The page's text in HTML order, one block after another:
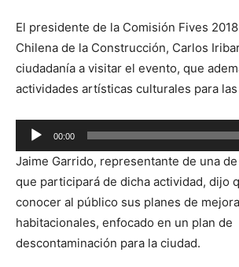
El presidente de la Comisión Fives
Chilena de la Construcción, Carlos
ciudadanía a visitar el evento, que
actividades artísticas culturales para
Reproductor
de
audio
00:00
Jaime Garrido, representante de una
que participará de dicha actividad, dijo
conocer al público sus planes de
habitacionales, enfocado en un plan de
descontaminación para la ciudad.